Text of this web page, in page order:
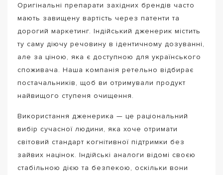
Оригінальні препарати західних брендів часто
мають завищену вартість через патенти та
дорогий маркетинг. Індійський дженерик містить
ту саму діючу речовину в ідентичному дозуванні,
але за ціною, яка є доступною для українського
споживача. Наша компанія ретельно відбирає
постачальників, щоб ви отримували продукт
найвищого ступеня очищення.
Використання дженерика — це раціональний
вибір сучасної людини, яка хоче отримати
світовий стандарт когнітивної підтримки без
зайвих націнок. Індійські аналоги відомі своєю
стабільною дією та безпекою, оскільки вони